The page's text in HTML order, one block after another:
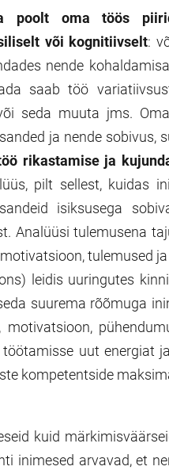
poolt oma töös
või kognitiivselt:
nende
saab töö
seda muuta jms.
ja nende sobivus,
rikastamise ja
pilt sellest, kuidas
isiksusega
Analüüsi tulemusena
tulemused
leidis uuringutes
suurema rõõmuga
uut energiat
kompetentside
kuid
inimesed arvavad, et